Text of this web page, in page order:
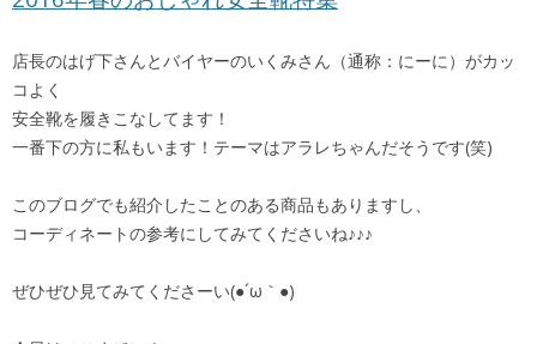
店長のはげ下さんとバイヤーのいくみさん（通称：にーに）がカッ
コよく
安全靴を履きこなしてます！
一番下の方に私もいます！テーマはアラレちゃんだそうです(笑)
このブログでも紹介したことのある商品もありますし、
コーディネートの参考にしてみてくださいね♪♪♪
ぜひぜひ見てみてくださーい(●´ω｀●)